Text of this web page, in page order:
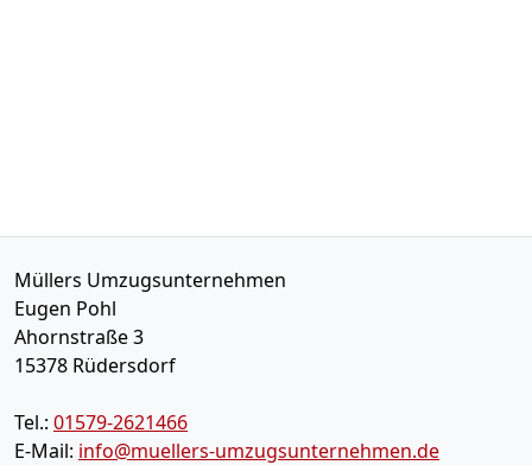
Müllers Umzugsunternehmen
Eugen Pohl
Ahornstraße 3
15378 Rüdersdorf
Tel.: 01579-2621466
E-Mail: info@muellers-umzugsunternehmen.de